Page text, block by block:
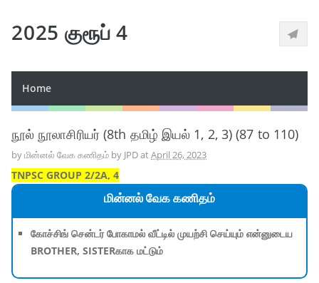
2025 குரூப் 4
Home
நூல் நூலாசிரியர் (8th தமிழ் இயல் 1, 2, 3) (87 to 110)
byமின்னல் வேக கணிதம் by JPDatApril 26, 2023
TNPSC GROUP 2/2A, 4
மின்னல் வேக கணிதம்
கோச்சிங் சென்டர் போகாமல் வீட்டில் முயற்சி செய்யும் என்னுடைய
BROTHER, SISTERகாக மட்டும்